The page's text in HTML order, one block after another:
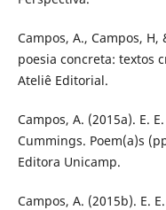
Campos, A., Campos,
poesia concreta: textos
Ateliê Editorial.
Campos, A. (2015a). E.
Cummings. Poem(a)s
Editora Unicamp.
Campos, A. (2015b). E.